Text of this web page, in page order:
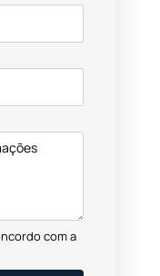
com a